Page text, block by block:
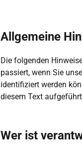
Allgemeine
Die folgenden
passiert, wenn Sie
identifiziert werden
diesem Text
Wer ist